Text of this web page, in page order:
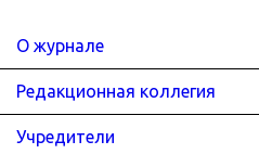
О журнале
Редакционная коллегия
Учредители